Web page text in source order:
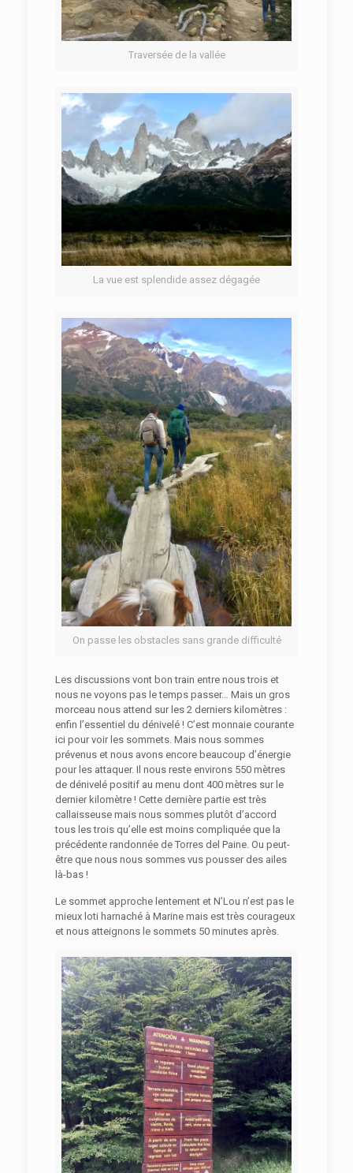
Traversée de la vallée
La vue est splendide assez dégagée
On passe les obstacles sans grande difficulté
Les discussions vont bon train entre nous trois et
nous ne voyons pas le temps passer… Mais un gros
morceau nous attend sur les 2 derniers kilomètres :
enfin l’essentiel du dénivelé ! C’est monnaie courante
ici pour voir les sommets. Mais nous sommes
prévenus et nous avons encore beaucoup d’énergie
pour les attaquer. Il nous reste environs 550 mètres
de dénivelé positif au menu dont 400 mètres sur le
dernier kilomètre ! Cette dernière partie est très
callaisseuse mais nous sommes plutôt d’accord
tous les trois qu’elle est moins compliquée que la
précédente randonnée de Torres del Paine. Ou peut-
être que nous nous sommes vus pousser des ailes
là-bas !
Le sommet approche lentement et N’Lou n’est pas le
mieux loti harnaché à Marine mais est très courageux
et nous atteignons le sommets 50 minutes après.